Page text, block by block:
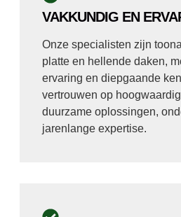
VAKKUNDIG EN
Onze specialisten zijn
platte en hellende daken,
ervaring en diepgaande
vertrouwen op
duurzame oplossingen,
jarenlange expertise.